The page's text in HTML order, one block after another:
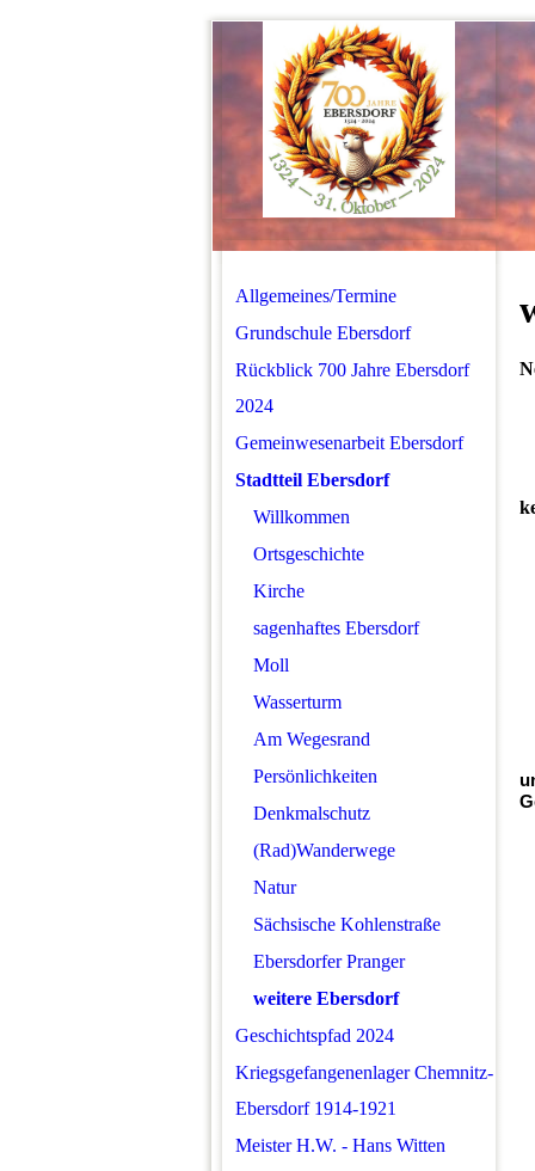
Allgemeines/Termine
Grundschule Ebersdorf
Rückblick 700 Jahre Ebersdorf
2024
Gemeinwesenarbeit Ebersdorf
Stadtteil Ebersdorf
Willkommen
Ortsgeschichte
Kirche
sagenhaftes Ebersdorf
Moll
Wasserturm
Am Wegesrand
Persönlichkeiten
Denkmalschutz
(Rad)Wanderwege
Natur
Sächsische Kohlenstraße
Ebersdorfer Pranger
weitere Ebersdorf
Geschichtspfad 2024
Kriegsgefangenenlager Chemnitz-
Ebersdorf 1914-1921
Meister H.W. - Hans Witten